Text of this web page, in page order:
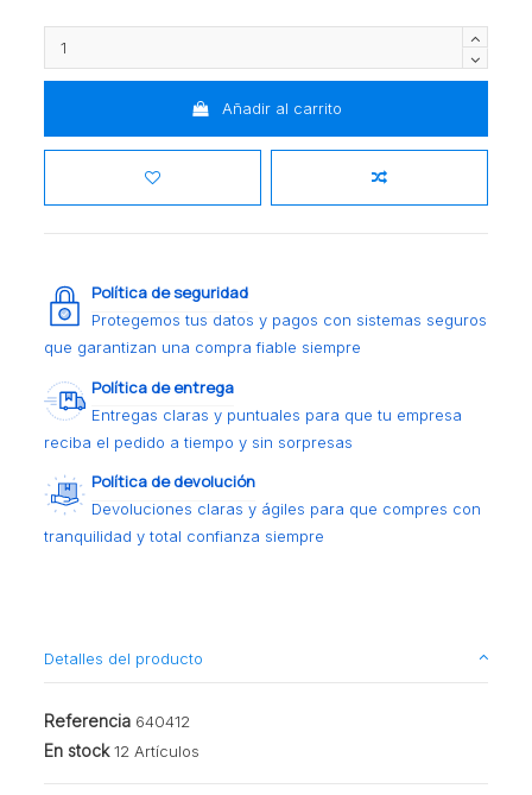
Añadir al carrito
Política de seguridad
Protegemos tus datos y pagos con sistemas seguros
que garantizan una compra fiable siempre
Política de entrega
Entregas claras y puntuales para que tu empresa
reciba el pedido a tiempo y sin sorpresas
Política de devolución
Devoluciones claras y ágiles para que compres con
tranquilidad y total confianza siempre
Detalles del producto
Referencia 640412
En stock 12 Artículos